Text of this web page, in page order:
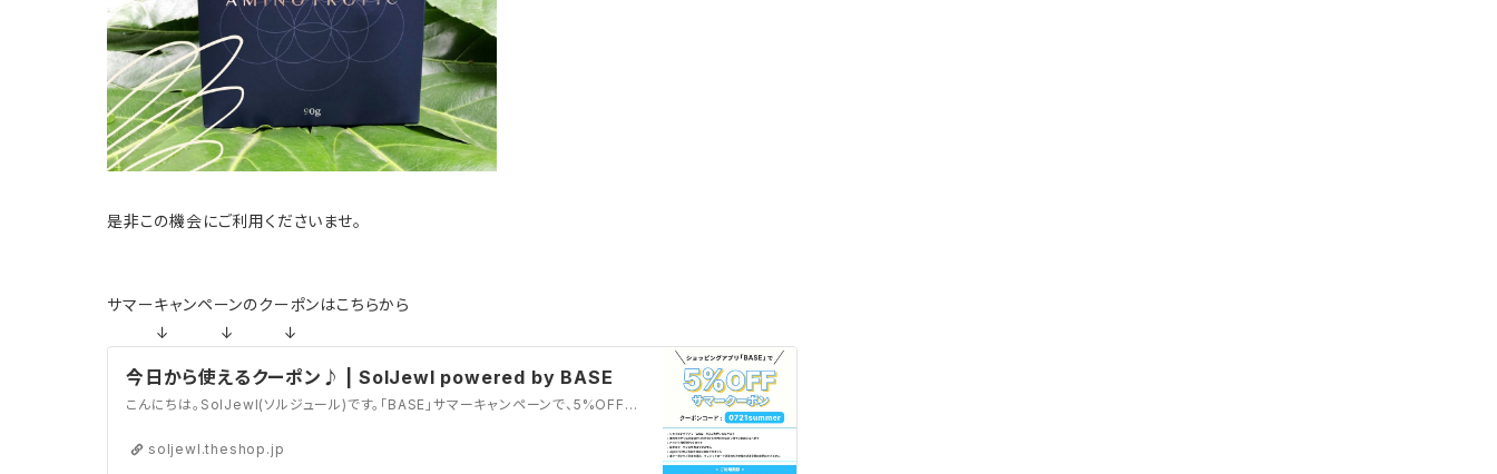
是非この機会にご利用くださいませ。
サマーキャンペーンのクーポンはこちらから
↓ ↓ ↓
今日から使えるクーポン♪ | SolJewl powered by BASE
こんにちは。SolJewl(ソルジュール)です。「BASE」サマーキャンペーンで、5%OFFクーポンをプレゼント♪当店の商品購入画面でクーポンコード≪0618thx150≫を入力して頂けれ...
soljewl.theshop.jp